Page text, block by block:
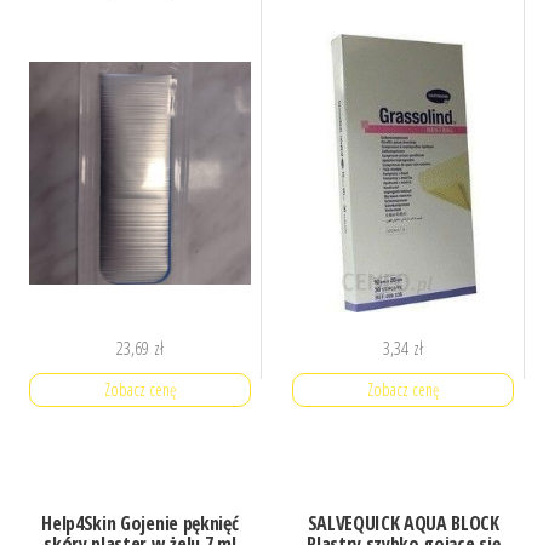
23,69 zł
Zobacz cenę
3,34 zł
Zobacz cenę
Help4Skin Gojenie pęknięć SALVEQUICK AQUA BLOCK